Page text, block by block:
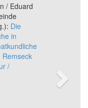
/ Eduard
Die
in
/